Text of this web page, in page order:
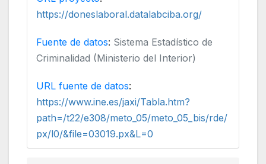
https://doneslaboral.datalabciba.org/
Fuente de datos: Sistema Estadístico de
Criminalidad (Ministerio del Interior)
URL fuente de datos:
https://www.ine.es/jaxi/Tabla.htm?
path=/t22/e308/meto_05/meto_05_bis/rde/
px/l0/&file=03019.px&L=0